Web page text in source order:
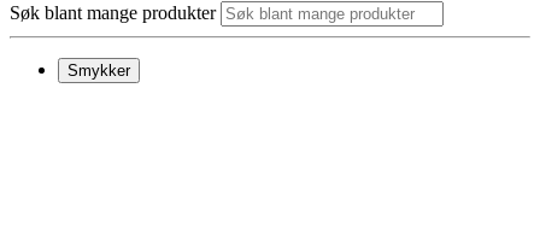
Søk blant mange produkter
Smykker